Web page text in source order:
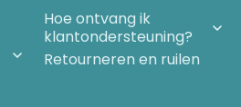
Hoe ontvang ik
klantondersteuning?
Retourneren en ruilen